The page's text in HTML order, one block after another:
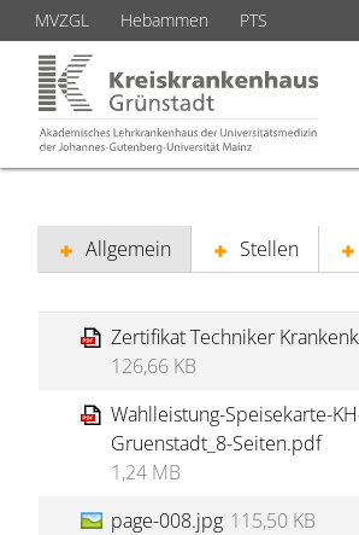
MVZGL Hebammen PTS
Allgemein Stellen
Zertifikat Techniker
126,66 KB
Wahlleistung-Speisekarte-
Gruenstadt_8-Seiten.pdf
1,24 MB
page-008.jpg 115,50 KB